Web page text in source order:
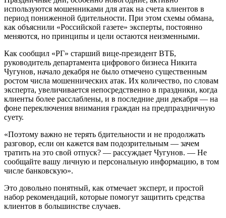
используются мошенниками для атак на счета клиентов в
период пониженной бдительности. При этом схемы обмана,
как объяснили «Российской газете» эксперты, постоянно
меняются, но принципы и цели остаются неизменными.
Как сообщил «РГ» старший вице-президент ВТБ,
руководитель департамента цифрового бизнеса Никита
Чугунов, начало декабря не было отмечено существенным
ростом числа мошеннических атак. Их количество, по словам
эксперта, увеличивается непосредственно в праздники, когда
клиенты более расслаблены, и в последние дни декабря — на
фоне переключения внимания граждан на предпраздничную
суету.
«Поэтому важно не терять бдительности и не продолжать
разговор, если он кажется вам подозрительным — зачем
тратить на это свой отпуск? — рассуждает Чугунов. — Не
сообщайте вашу личную и персональную информацию, в том
числе банковскую».
Это довольно понятный, как отмечает эксперт, и простой
набор рекомендаций, которые помогут защитить средства
клиентов в большинстве случаев.